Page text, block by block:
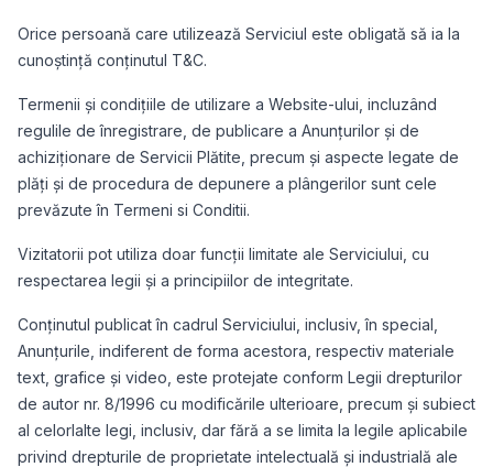
Orice persoană care utilizează Serviciul este obligată să ia la
cunoștință conținutul T&C.
Termenii și condițiile de utilizare a Website-ului, incluzând
regulile de înregistrare, de publicare a Anunțurilor și de
achiziționare de Servicii Plătite, precum și aspecte legate de
plăți și de procedura de depunere a plângerilor sunt cele
prevăzute în Termeni si Conditii.
Vizitatorii pot utiliza doar funcții limitate ale Serviciului, cu
respectarea legii și a principiilor de integritate.
Conținutul publicat în cadrul Serviciului, inclusiv, în special,
Anunțurile, indiferent de forma acestora, respectiv materiale
text, grafice și video, este protejate conform Legii drepturilor
de autor nr. 8/1996 cu modificările ulterioare, precum și subiect
al celorlalte legi, inclusiv, dar fără a se limita la legile aplicabile
privind drepturile de proprietate intelectuală și industrială ale